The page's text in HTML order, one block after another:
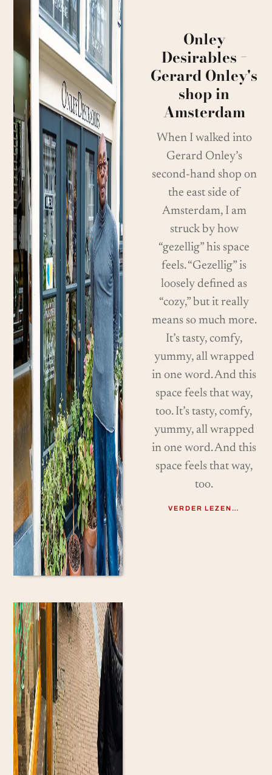
Onley
Desirables −
Gerard Onley's
shop in
Amsterdam
When I walked into
Gerard Onley’s
second-hand shop on
the east side of
Amsterdam, I am
struck by how
“gezellig” his space
feels. “Gezellig” is
loosely defined as
“cozy,” but it really
means so much more.
It’s tasty, comfy,
yummy, all wrapped
in one word. And this
space feels that way,
too. It’s tasty, comfy,
yummy, all wrapped
in one word. And this
space feels that way,
too.
VERDER LEZEN…